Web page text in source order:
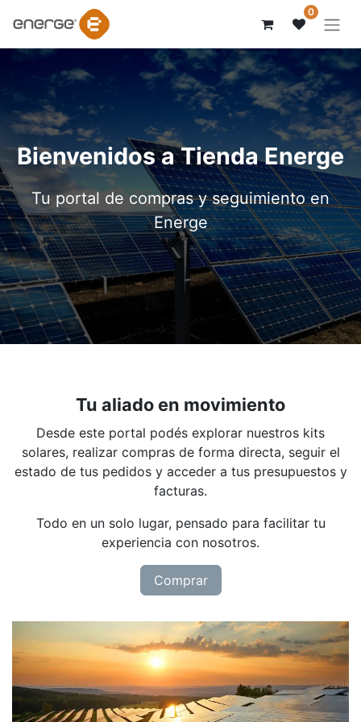
0
Bienvenidos a Tienda Energe
Tu portal de compras y seguimiento en
Energe
Tu aliado en movimiento
Desde este portal podés explorar nuestros kits
solares, realizar compras de forma directa, seguir el
estado de tus pedidos y acceder a tus presupuestos y
facturas.
Todo en un solo lugar, pensado para facilitar tu
experiencia con nosotros.
Comprar